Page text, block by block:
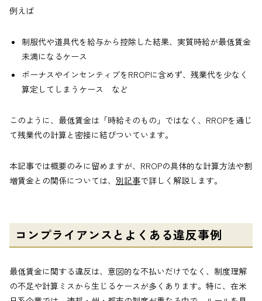
例えば
制服代や道具代を給与から控除した結果、実質時給が最低賃金
未満になるケース
ボーナスやインセンティブをRROPに含めず、残業代を少なく
算定してしまうケース など
このように、最低賃金は「時給そのもの」ではなく、RROPを通じ
て残業代の計算と密接に結びついています。
本記事では概要のみに留めますが、RROPの具体的な計算方法や割
増賃金との関係については、 別記事で詳しく解説します。
コンプライアンスとよくある違反事例
最低賃金に関する違反は、意図的な不払いだけでなく、制度理解
の不足や計算ミスから生じるケースが多くあります。特に、在米